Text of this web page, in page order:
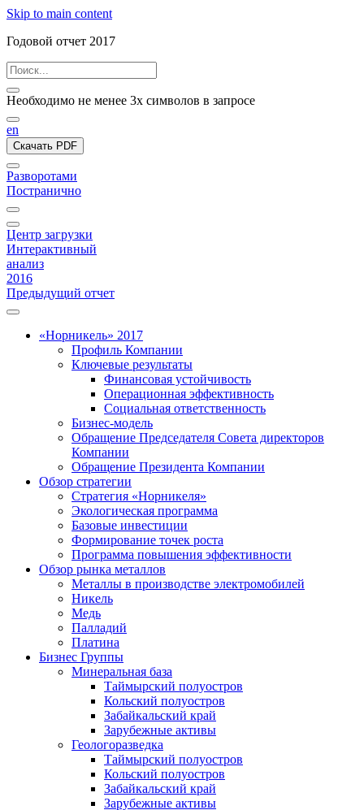
Skip to main content
Годовой отчет 2017
Необходимо не менее 3х символов в запросе
en
Скачать PDF
Разворотами
Постранично
Центр загрузки
Интерактивный
анализ
2016
Предыдущий отчет
«Норникель» 2017
Профиль Компании
Ключевые результаты
Финансовая устойчивость
Операционная эффективность
Социальная ответственность
Бизнес-модель
Обращение Председателя Совета директоров
Компании
Обращение Президента Компании
Обзор стратегии
Стратегия «Норникеля»
Экологическая программа
Базовые инвестиции
Формирование точек роста
Программа повышения эффективности
Обзор рынка металлов
Металлы в производстве электромобилей
Никель
Медь
Палладий
Платина
Бизнес Группы
Минеральная база
Таймырский полуостров
Кольский полуостров
Забайкальский край
Зарубежные активы
Геологоразведка
Таймырский полуостров
Кольский полуостров
Забайкальский край
Зарубежные активы